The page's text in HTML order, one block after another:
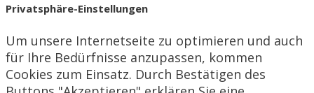
Privatsphäre-Einstellungen
Um unsere Internetseite zu optimieren und auch
für Ihre Bedürfnisse anzupassen, kommen
Cookies zum Einsatz. Durch Bestätigen des